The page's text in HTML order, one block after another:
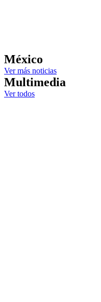
México
Ver más noticias
Multimedia
Ver todos